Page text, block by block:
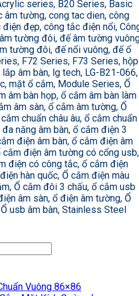
series, B20 Series, Basic
tường, cong tac dien, công
đẹp, công tắc điện nổi,
tường đôi, đế âm tường
tường đôi, đế nổi vuông, đế ổ
F72 Series, F73 Series, hộp
âm bàn, lg tech, LG-B21-066,
mặt ổ cắm, Module Series, Ổ
âm bàn họp, ổ cắm âm bàn làm
âm sàn, ổ cắm âm tường, Ổ
chuẩn châu âu, ổ cắm chuẩn
năng âm bàn, ổ cắm điện 3
điện âm bàn, ổ cắm điện âm
điện âm tường có cổng usb,
điện có công tắc, ổ cắm điện
hàn quốc, Ổ cắm điện màu
Ổ cắm đôi 3 chấu, ổ cắm usb
âm sàn, ổ điện âm tường, Ổ
usb âm bàn, Stainless Steel
Vuông 86×86